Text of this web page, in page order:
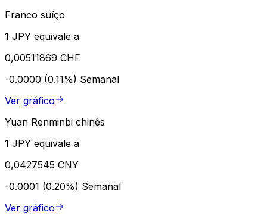
Franco suíço
1 JPY equivale a
0,00511869 CHF
-0.0000 (0.11%) Semanal
Ver gráfico
Yuan Renminbi chinês
1 JPY equivale a
0,0427545 CNY
-0.0001 (0.20%) Semanal
Ver gráfico